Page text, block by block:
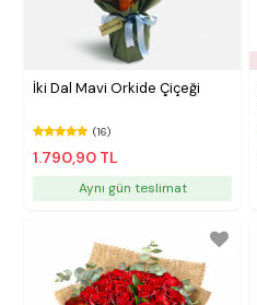
İki Dal Mavi Orkide Çiçeği
(16)
1.790,90 TL
Aynı gün teslimat